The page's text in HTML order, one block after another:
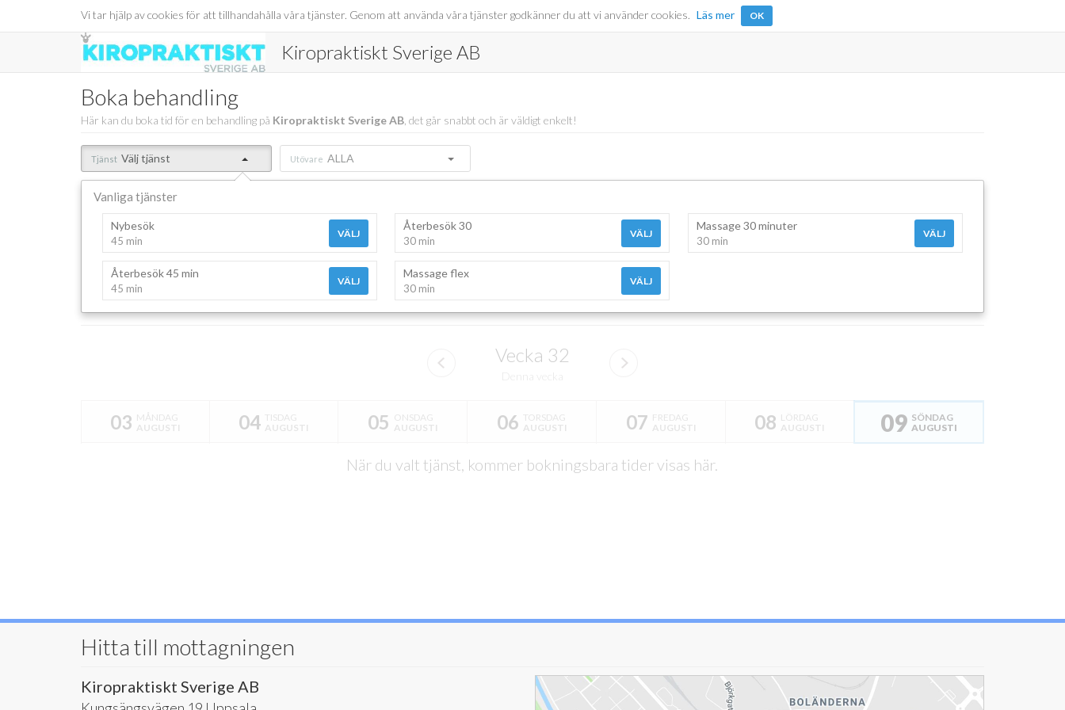
Vi tar hjälp av cookies för att tillhandahålla våra tjänster. Genom att använda våra tjänster godkänner du att vi använder cookies. Läs mer OK
Kiropraktiskt Sverige AB
Boka behandling
Här kan du boka tid för en behandling på Kiropraktiskt Sverige AB , det går snabbt och är väldigt enkelt!
Tjänst Välj tjänst Utövare ALLA
Vanliga tjänster
Nybesök
45 min
VÄLJ
Återbesök 30
30 min
VÄLJ
Massage 30 minuter
30 min
VÄLJ
Återbesök 45 min
45 min
VÄLJ
Massage flex
30 min
VÄLJ
Vecka 32
03 MÅNDAG
AUGUSTI
04 TISDAG
AUGUSTI
05 ONSDAG
AUGUSTI
06 TORSDAG
AUGUSTI
07 FREDAG
AUGUSTI
08 LÖRDAG
AUGUSTI
09 SÖNDAG
AUGUSTI
När du valt tjänst, kommer bokningsbara tider visas här.
Hitta till mottagningen
Kiropraktiskt Sverige AB